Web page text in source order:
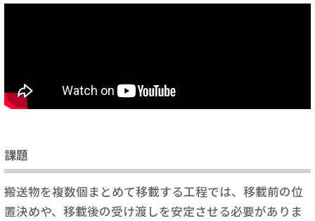
課題
搬送物を複数個まとめて移載する工程では、移載前の位
置決めや、移載後の受け渡しを安定させる必要がありま